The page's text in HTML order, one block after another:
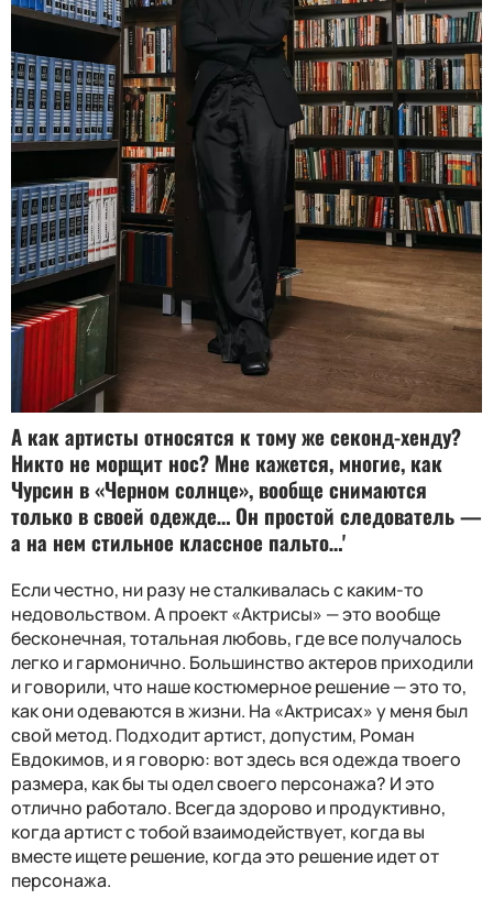
А как артисты относятся к тому же секонд-хенду?
Никто не морщит нос? Мне кажется, многие, как
Чурсин в «Черном солнце», вообще снимаются
только в своей одежде… Он простой следователь —
а на нем стильное классное пальто…'
Если честно, ни разу не сталкивалась с каким-то
недовольством. А проект «Актрисы» — это вообще
бесконечная, тотальная любовь, где все получалось
легко и гармонично. Большинство актеров приходили
и говорили, что наше костюмерное решение — это то,
как они одеваются в жизни. На «Актрисах» у меня был
свой метод. Подходит артист, допустим, Роман
Евдокимов, и я говорю: вот здесь вся одежда твоего
размера, как бы ты одел своего персонажа? И это
отлично работало. Всегда здорово и продуктивно,
когда артист с тобой взаимодействует, когда вы
вместе ищете решение, когда это решение идет от
персонажа.